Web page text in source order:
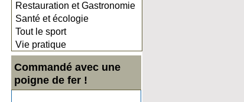
Restauration et Gastronomie
Santé et écologie
Tout le sport
Vie pratique
Commandé avec une
poigne de fer !